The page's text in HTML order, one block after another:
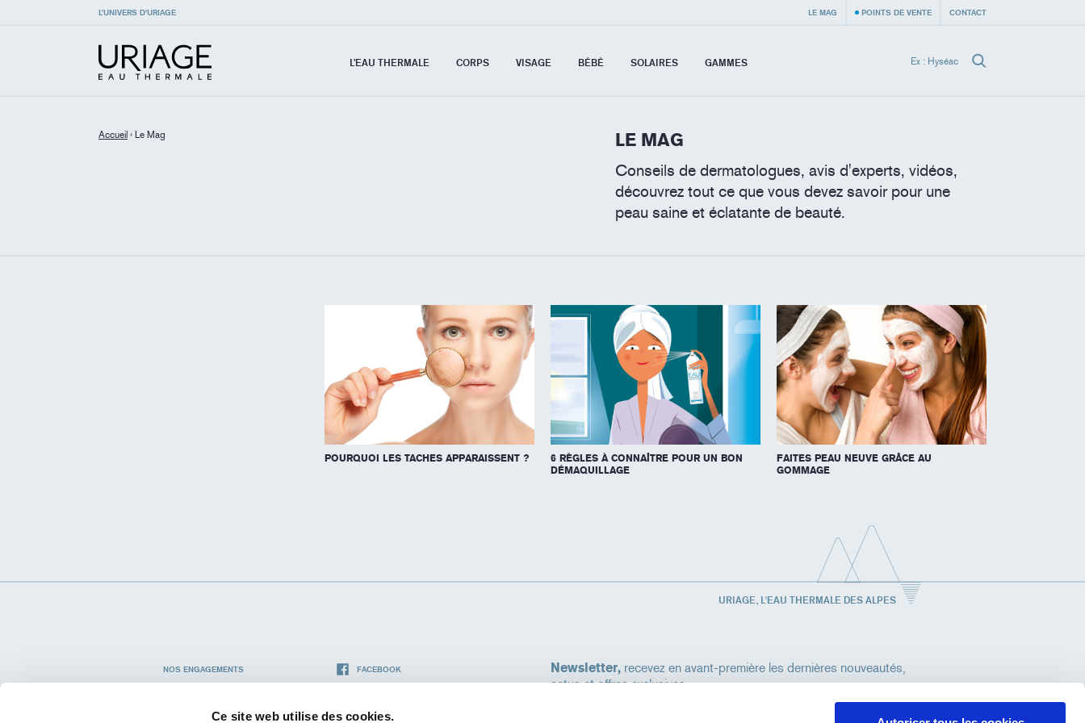
Ce site web utilise des cookies.
L’UNIVERS D’URIAGE LE MAG POINTS DE VENTE CONTACT
L’EAU THERMALE CORPS VISAGE BÉBÉ SOLAIRES GAMMES
Accueil › Le Mag LE MAG
Conseils de dermatologues, avis d'experts, vidéos,
découvrez tout ce que vous devez savoir pour une
peau saine et éclatante de beauté.
POURQUOI LES TACHES APPARAISSENT ?
6 RÈGLES À CONNAÎTRE POUR UN BON
DÉMAQUILLAGE
FAITES PEAU NEUVE GRÂCE AU
GOMMAGE
URIAGE, L'EAU THERMALE DES ALPES
NOS ENGAGEMENTS FACEBOOK Newsletter, recevez en avant-première les dernières nouveautés,
actus et offres exclusives.